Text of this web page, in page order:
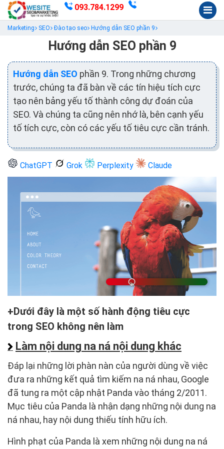
093.784.1299
Marketing SEO Đào tạo seo Hướng dẫn SEO phần 9
Hướng dẫn SEO phần 9
Hướng dẫn SEO phần 9. Trong những chương
trước, chúng ta đã bàn về các tín hiệu tích cực
tạo nên bảng yếu tố thành công dự đoán của
SEO. Và chúng ta cũng nên nhớ là, bên cạnh yếu
tố tích cực, còn có các yếu tố tiêu cực cần tránh.
ChatGPT Grok Perplexity Claude
Dưới đây là một số hành động tiêu cực
trong SEO không nên làm
Làm nội dung na ná nội dung khác
Đáp lại những lời phàn nàn của người dùng về việc
đưa ra những kết quả tìm kiếm na ná nhau, Google
đã tung ra một cập nhật Panda vào tháng 2/2011.
Mục tiêu của Panda là nhận dạng những nội dung na
ná nhau, hay nội dung thiếu tính hữu ích.
Hình phạt của Panda là xem những nội dung na ná